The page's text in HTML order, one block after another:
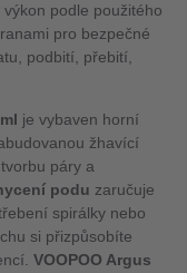
podle použitého
pro bezpečné
podbití, přebití,
je vybaven horní
žhavící
páry a
podu zaručuje
spirálky nebo
si přizpůsobíte
VOOPOO Argus